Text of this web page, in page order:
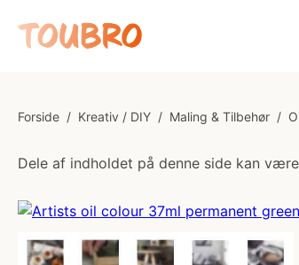
Forside / Kreativ / DIY / Maling & Tilbehør /
Dele af indholdet på denne side kan